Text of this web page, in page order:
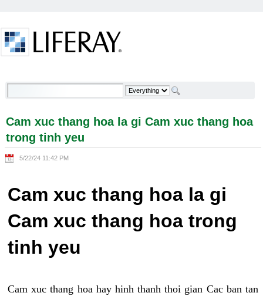
Cam xuc thang hoa la gi Cam xuc thang hoa trong
Cam xuc thang hoa la gi Cam xuc thang hoa
trong tinh yeu
5/22/24 11:42 PM
Cam xuc thang hoa la gi
Cam xuc thang hoa trong
tinh yeu
Cam xuc thang hoa hay hinh thanh thoi gian Cac ban tan